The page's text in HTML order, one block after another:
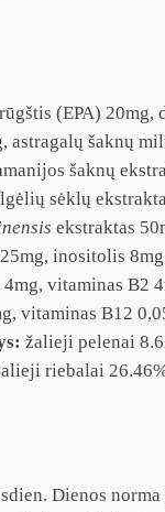
(EPA) 20mg,
astragalų šaknų
šaknų
sėklų
ekstraktas
inositolis
vitaminas B2
vitaminas B12
žalieji pelenai
riebalai
Dienos